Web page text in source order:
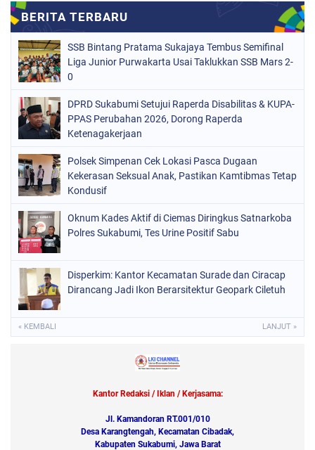
SSB Bintang Pratama Sukajaya Tembus Semifinal
Liga Junior Purwakarta Usai Taklukkan SSB Mars 2-
0
DPRD Sukabumi Setujui Raperda Disabilitas & KUPA-
PPAS Perubahan 2026, Dorong Raperda
Ketenagakerjaan
Polsek Simpenan Cek Lokasi Pasca Dugaan
Kekerasan Seksual Anak, Pastikan Kamtibmas Tetap
Kondusif
Oknum Kades Aktif di Ciemas Diringkus Satnarkoba
Polres Sukabumi, Tes Urine Positif Sabu
Disperkim: Kantor Kecamatan Surade dan Ciracap
Dirancang Jadi Ikon Berarsitektur Geopark Ciletuh
« KEMBALI LANJUT »
Kantor Redaksi / Iklan / Kerjasama:
Jl. Kamandoran RT.001/010
Desa Karangtengah, Kecamatan Cibadak,
Kabupaten Sukabumi, Jawa Barat